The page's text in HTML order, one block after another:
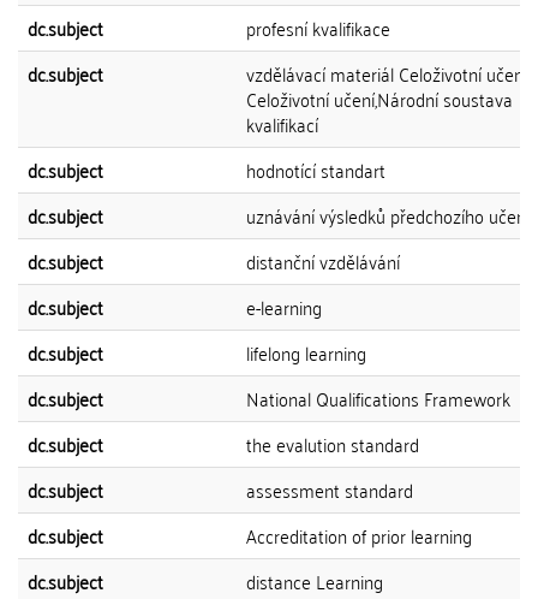
dc.subject
profesní kvalifikace
dc.subject
vzdělávací materiál Celoživotní učení
Celoživotní učení,Národní soustava
kvalifikací
dc.subject
hodnotící standart
dc.subject
uznávání výsledků předchozího učení
dc.subject
distanční vzdělávání
dc.subject
e-learning
dc.subject
lifelong learning
dc.subject
National Qualifications Framework
dc.subject
the evalution standard
dc.subject
assessment standard
dc.subject
Accreditation of prior learning
dc.subject
distance Learning